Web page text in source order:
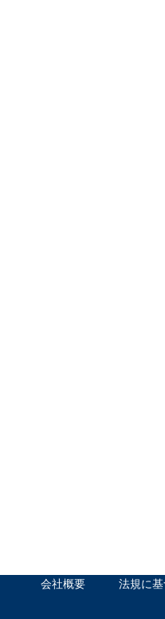
会社概要 法規に